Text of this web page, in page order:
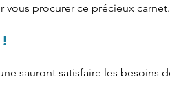
vous procurer ce précieux carnet.
sauront satisfaire les besoins